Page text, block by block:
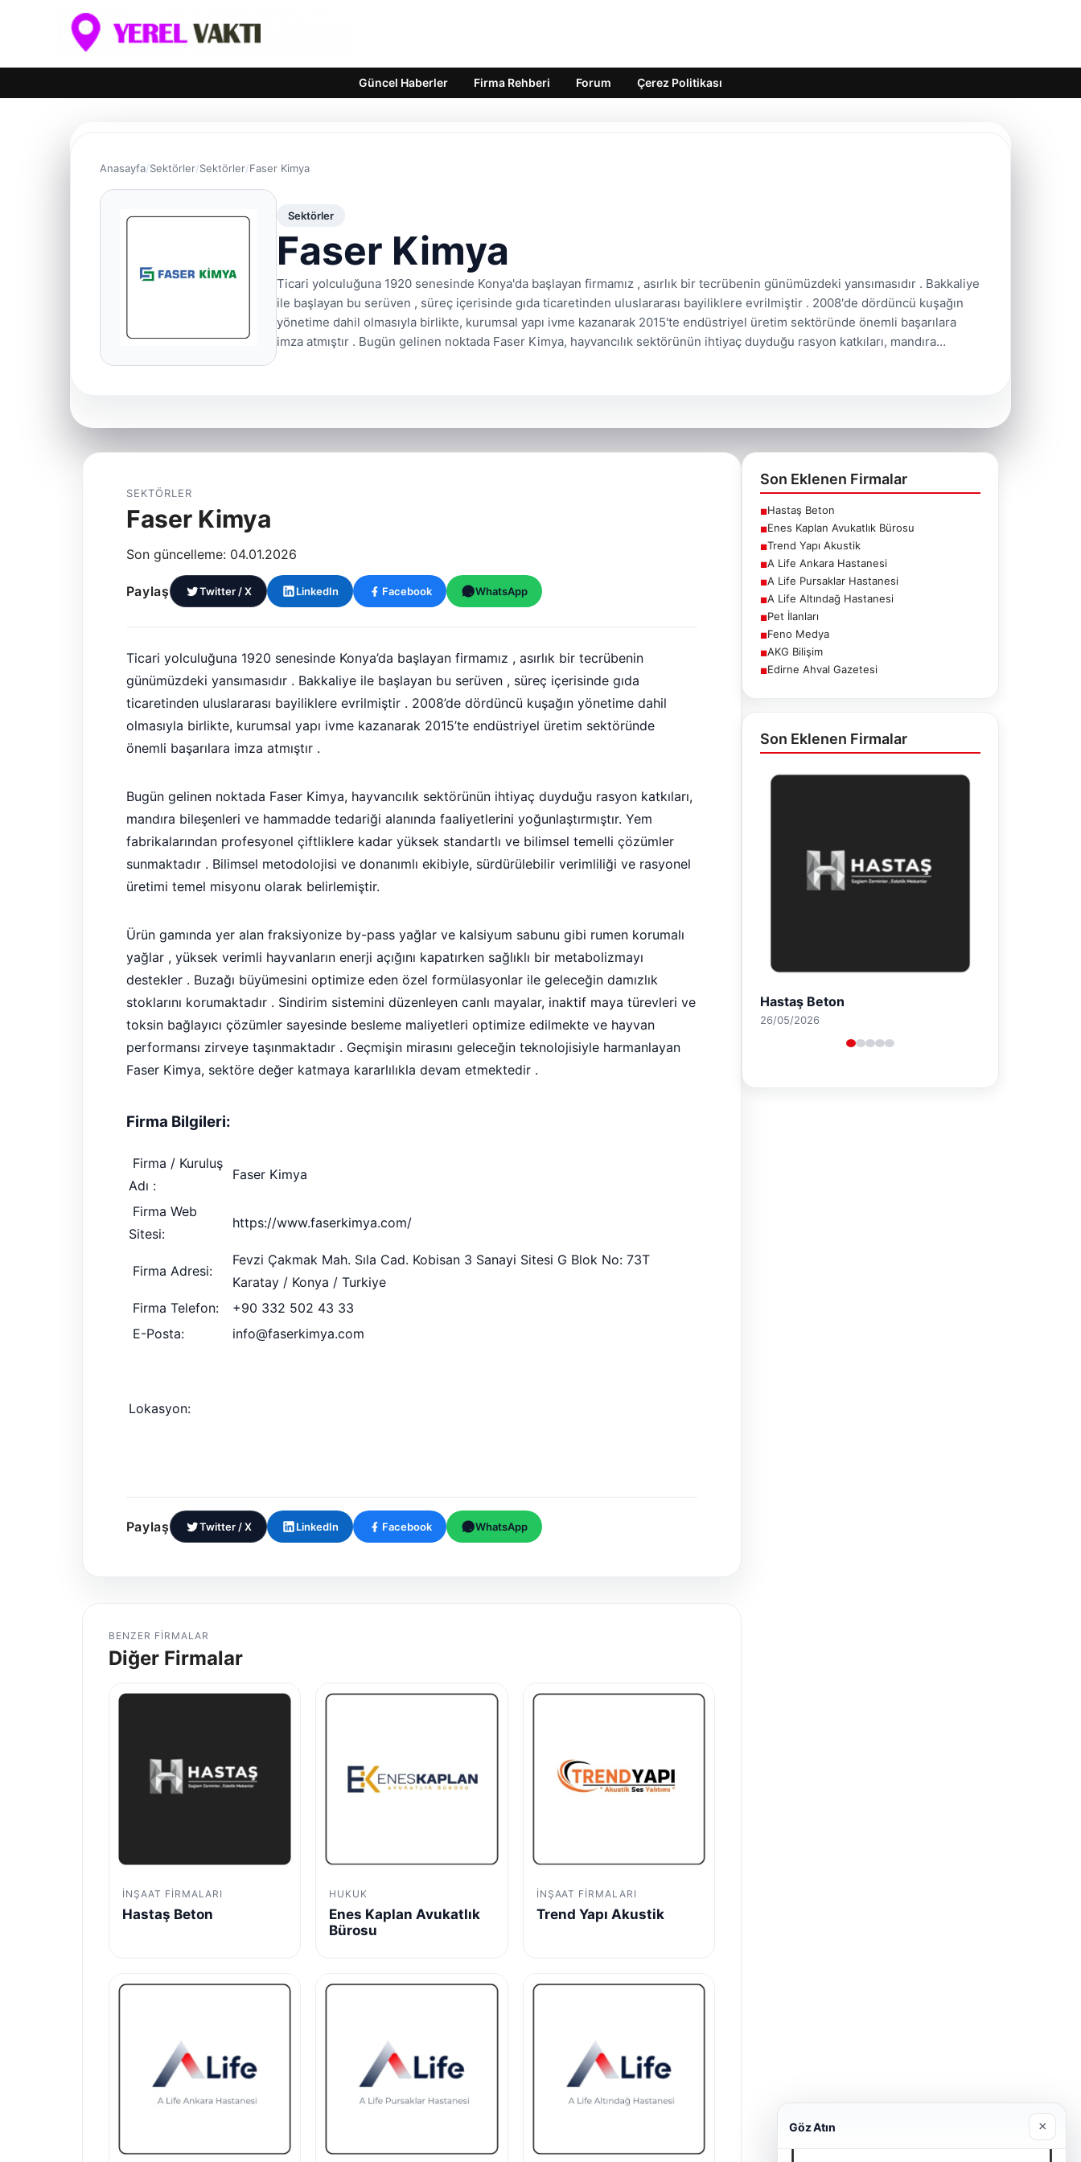
Güncel Haberler Firma Rehberi Forum Çerez Politikası
Anasayfa Sektörler Sektörler Faser Kimya
Sektörler
Faser Kimya
Ticari yolculuğuna 1920 senesinde Konya'da başlayan firmamız , asırlık bir tecrübenin günümüzdeki yansımasıdır . Bakkaliye
ile başlayan bu serüven , süreç içerisinde gıda ticaretinden uluslararası bayiliklere evrilmiştir . 2008'de dördüncü kuşağın
yönetime dahil olmasıyla birlikte, kurumsal yapı ivme kazanarak 2015'te endüstriyel üretim sektöründe önemli başarılara
imza atmıştır . Bugün gelinen noktada Faser Kimya, hayvancılık sektörünün ihtiyaç duyduğu rasyon katkıları, mandıra…
SEKTÖRLER
Faser Kimya
Son güncelleme: 04.01.2026
Paylaş Twitter / X LinkedIn Facebook WhatsApp
Ticari yolculuğuna 1920 senesinde Konya’da başlayan firmamız , asırlık bir tecrübenin
günümüzdeki yansımasıdır . Bakkaliye ile başlayan bu serüven , süreç içerisinde gıda
ticaretinden uluslararası bayiliklere evrilmiştir . 2008’de dördüncü kuşağın yönetime dahil
olmasıyla birlikte, kurumsal yapı ivme kazanarak 2015’te endüstriyel üretim sektöründe
önemli başarılara imza atmıştır .
Bugün gelinen noktada Faser Kimya, hayvancılık sektörünün ihtiyaç duyduğu rasyon katkıları,
mandıra bileşenleri ve hammadde tedariği alanında faaliyetlerini yoğunlaştırmıştır. Yem
fabrikalarından profesyonel çiftliklere kadar yüksek standartlı ve bilimsel temelli çözümler
sunmaktadır . Bilimsel metodolojisi ve donanımlı ekibiyle, sürdürülebilir verimliliği ve rasyonel
üretimi temel misyonu olarak belirlemiştir.
Ürün gamında yer alan fraksiyonize by-pass yağlar ve kalsiyum sabunu gibi rumen korumalı
yağlar , yüksek verimli hayvanların enerji açığını kapatırken sağlıklı bir metabolizmayı
destekler . Buzağı büyümesini optimize eden özel formülasyonlar ile geleceğin damızlık
stoklarını korumaktadır . Sindirim sistemini düzenleyen canlı mayalar, inaktif maya türevleri ve
toksin bağlayıcı çözümler sayesinde besleme maliyetleri optimize edilmekte ve hayvan
performansı zirveye taşınmaktadır . Geçmişin mirasını geleceğin teknolojisiyle harmanlayan
Faser Kimya, sektöre değer katmaya kararlılıkla devam etmektedir .
Firma Bilgileri:
Firma / Kuruluş
Adı :
Faser Kimya
Firma Web
Sitesi:
https://www.faserkimya.com/
Firma Adresi:
Fevzi Çakmak Mah. Sıla Cad. Kobisan 3 Sanayi Sitesi G Blok No: 73T
Karatay / Konya / Turkiye
Firma Telefon:
+90 332 502 43 33
E-Posta:
info@faserkimya.com
Lokasyon:
Paylaş Twitter / X LinkedIn Facebook WhatsApp
BENZER FIRMALAR
Diğer Firmalar
İNŞAAT FIRMALARI
Hastaş Beton
HUKUK
Enes Kaplan Avukatlık
Bürosu
İNŞAAT FIRMALARI
Trend Yapı Akustik
Son Eklenen Firmalar
■Hastaş Beton
■Enes Kaplan Avukatlık Bürosu
■Trend Yapı Akustik
■A Life Ankara Hastanesi
■A Life Pursaklar Hastanesi
■A Life Altındağ Hastanesi
■Pet İlanları
■Feno Medya
■AKG Bilişim
■Edirne Ahval Gazetesi
Son Eklenen Firmalar
Hastaş Beton
26/05/2026
Göz Atın ×